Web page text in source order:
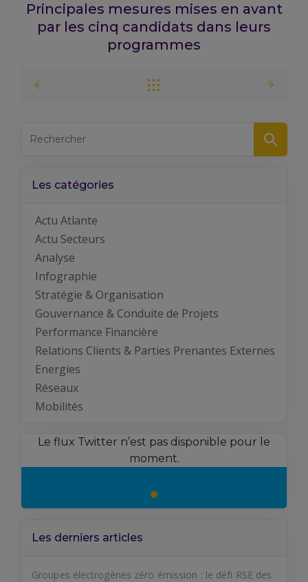
Principales mesures mises en avant
par les cinq candidats dans leurs
programmes
Les catégories
Actu Atlante
Actu Secteurs
Analyse
Infographie
Stratégie & Organisation
Gouvernance & Conduite de Projets
Performance Financière
Relations Clients & Parties Prenantes Externes
Energies
Réseaux
Mobilités
Le flux Twitter n’est pas disponible pour le
moment.
Les derniers articles
Groupes électrogènes zéro émission : le défi RSE des